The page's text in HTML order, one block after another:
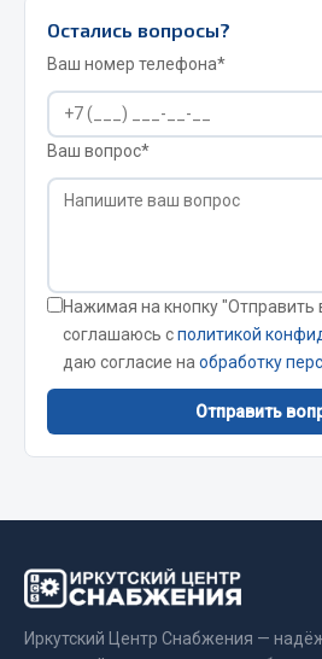
Всё для сварки
Газосварка
Маски, краги сварщика
Сварочное оборудование
Сварочные материалы
Весь раздел
Весь раздел
Остались вопросы?
Ваш номер телефона*
Ваш вопрос*
Нажимая на кнопку "Отправить
соглашаюсь сполитикой
даю согласие на обработку
Отправить
Иркутский Центр Снабжения —